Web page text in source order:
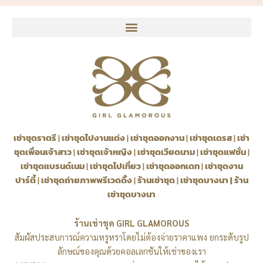
เช่าชุดราตรี|เช่าชุดไปงานแต่ง|เช่าชุดออกงาน|เช่าชุดเดรส|เช่า
ชุดเพื่อนเจ้าสาว|เช่าชุดเจ้าหญิง|เช่าชุดเวียดนาม|เช่าชุดแฟชั่น|
เช่าชุดแบรนด์เนม|เช่าชุดไปเที่ยว|เช่าชุดออกเดท|เช่าชุดงาน
ปาร์ตี้|เช่าชุดถ่ายภาพพรีเวดดิ้ง|ร้านเช่าชุด|เช่าชุดบางนา|ร้าน
เช่าชุดบางนา
ร้านเช่าชุด GIRL GLAMOROUS
สัมผัสประสบการณ์ความหรูหราโดยไม่ต้องจ่ายราคาแพง ยกระดับรูป
ลักษณ์ของคุณด้วยคอลเลกชันให้เช่าของเรา